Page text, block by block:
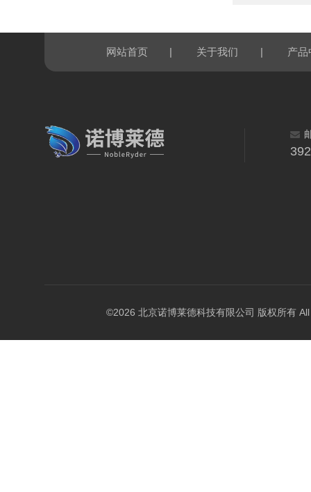
网站首页 | 关于我们 | 产品
©2026 北京诺博莱德科技有限公司 版权所有